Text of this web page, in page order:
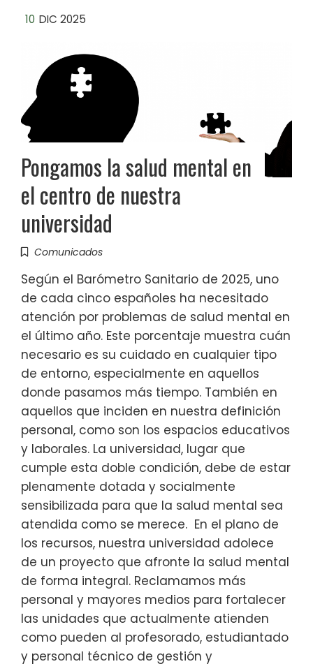
10 DIC 2025
Pongamos la salud mental en
el centro de nuestra
universidad
Comunicados
Según el Barómetro Sanitario de 2025, uno
de cada cinco españoles ha necesitado
atención por problemas de salud mental en
el último año. Este porcentaje muestra cuán
necesario es su cuidado en cualquier tipo
de entorno, especialmente en aquellos
donde pasamos más tiempo. También en
aquellos que inciden en nuestra definición
personal, como son los espacios educativos
y laborales. La universidad, lugar que
cumple esta doble condición, debe de estar
plenamente dotada y socialmente
sensibilizada para que la salud mental sea
atendida como se merece. En el plano de
los recursos, nuestra universidad adolece
de un proyecto que afronte la salud mental
de forma integral. Reclamamos más
personal y mayores medios para fortalecer
las unidades que actualmente atienden
como pueden al profesorado, estudiantado
y personal técnico de gestión y